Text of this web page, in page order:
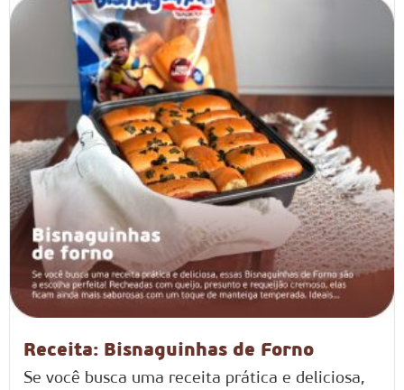
Receita: Bisnaguinhas de Forno
Se você busca uma receita prática e deliciosa,